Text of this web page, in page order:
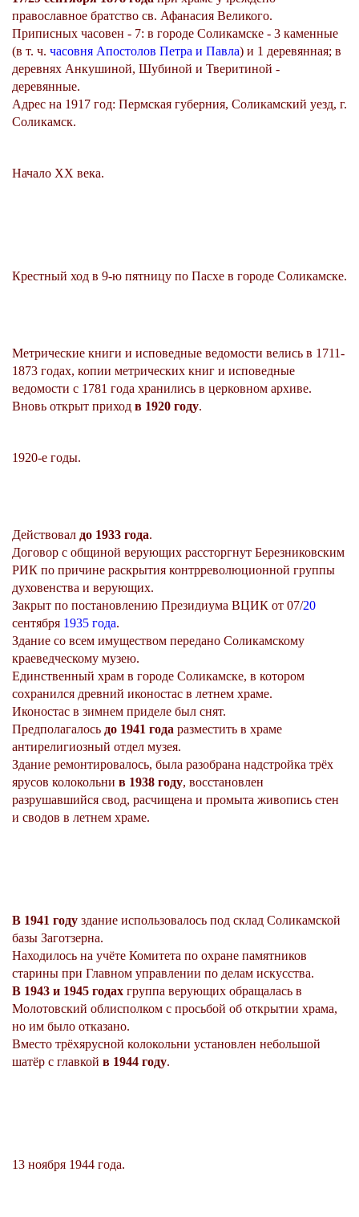
православное братство св. Афанасия Великого.
Приписных часовен - 7: в городе Соликамске - 3 каменные
(в т. ч. часовня Апостолов Петра и Павла) и 1 деревянная; в
деревнях Анкушиной, Шубиной и Тверитиной -
деревянные.
Адрес на 1917 год: Пермская губерния, Соликамский уезд, г.
Соликамск.
Начало XX века.
Крестный ход в 9-ю пятницу по Пасхе в городе Соликамске.
Метрические книги и исповедные ведомости велись в 1711-
1873 годах, копии метрических книг и исповедные
ведомости с 1781 года хранились в церковном архиве.
Вновь открыт приход в 1920 году.
1920-е годы.
Действовал до 1933 года.
Договор с общиной верующих рассторгнут Березниковским
РИК по причине раскрытия контрреволюционной группы
духовенства и верующих.
Закрыт по постановлению Президиума ВЦИК от 07/20
сентября 1935 года.
Здание со всем имуществом передано Соликамскому
краеведческому музею.
Единственный храм в городе Соликамске, в котором
сохранился древний иконостас в летнем храме.
Иконостас в зимнем приделе был снят.
Предполагалось до 1941 года разместить в храме
антирелигиозный отдел музея.
Здание ремонтировалось, была разобрана надстройка трёх
ярусов колокольни в 1938 году, восстановлен
разрушавшийся свод, расчищена и промыта живопись стен
и сводов в летнем храме.
В 1941 году здание использовалось под склад Соликамской
базы Заготзерна.
Находилось на учёте Комитета по охране памятников
старины при Главном управлении по делам искусства.
В 1943 и 1945 годах группа верующих обращалась в
Молотовский облисполком с просьбой об открытии храма,
но им было отказано.
Вместо трёхярусной колокольни установлен небольшой
шатёр с главкой в 1944 году.
13 ноября 1944 года.